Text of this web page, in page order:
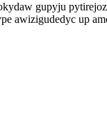
gupyju
up